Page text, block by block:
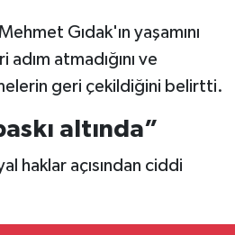
Gıdak'ın yaşamını
atmadığını ve
geri çekildiğini belirtti.
altında”
haklar açısından ciddi